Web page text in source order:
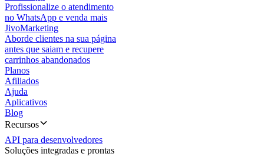
Profissionalize o atendimento
no WhatsApp e venda mais
JivoMarketing
Aborde clientes na sua página
antes que saiam e recupere
carrinhos abandonados
Planos
Afiliados
Ajuda
Aplicativos
Blog
Recursos
API para desenvolvedores
Soluções integradas e prontas